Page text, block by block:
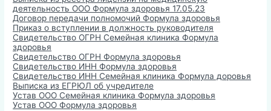
деятельность ООО Формула здоровья 17.05.23
Договор передачи полномочий Формула здоровья
Приказ о вступлении в должность руководителя
Свидетельство ОГРН Семейная клиника Формула
здоровья
Свидетельство ОГРН Формула здоровья
Свидетельство ИНН Формула здоровья
Свидетельство ИНН Семейная клиника Формула доровья
Выписка из ЕГРЮЛ об учредителе
Устав ООО Семейная клиника Формула здоровья
Устав ООО Формула здоровья